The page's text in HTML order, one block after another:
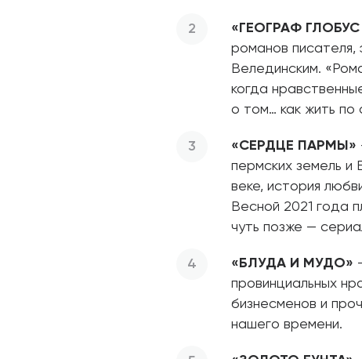
«ГЕОГРАФ
романов писателя,
Велединским.
когда
о том… как жить по
«СЕРДЦЕ ПАРМЫ»
пермских земель и
веке, история
Весной 2021 года
чуть позже —
«БЛУДА И МУДО»
провинциальных
бизнесменов и
нашего времени.